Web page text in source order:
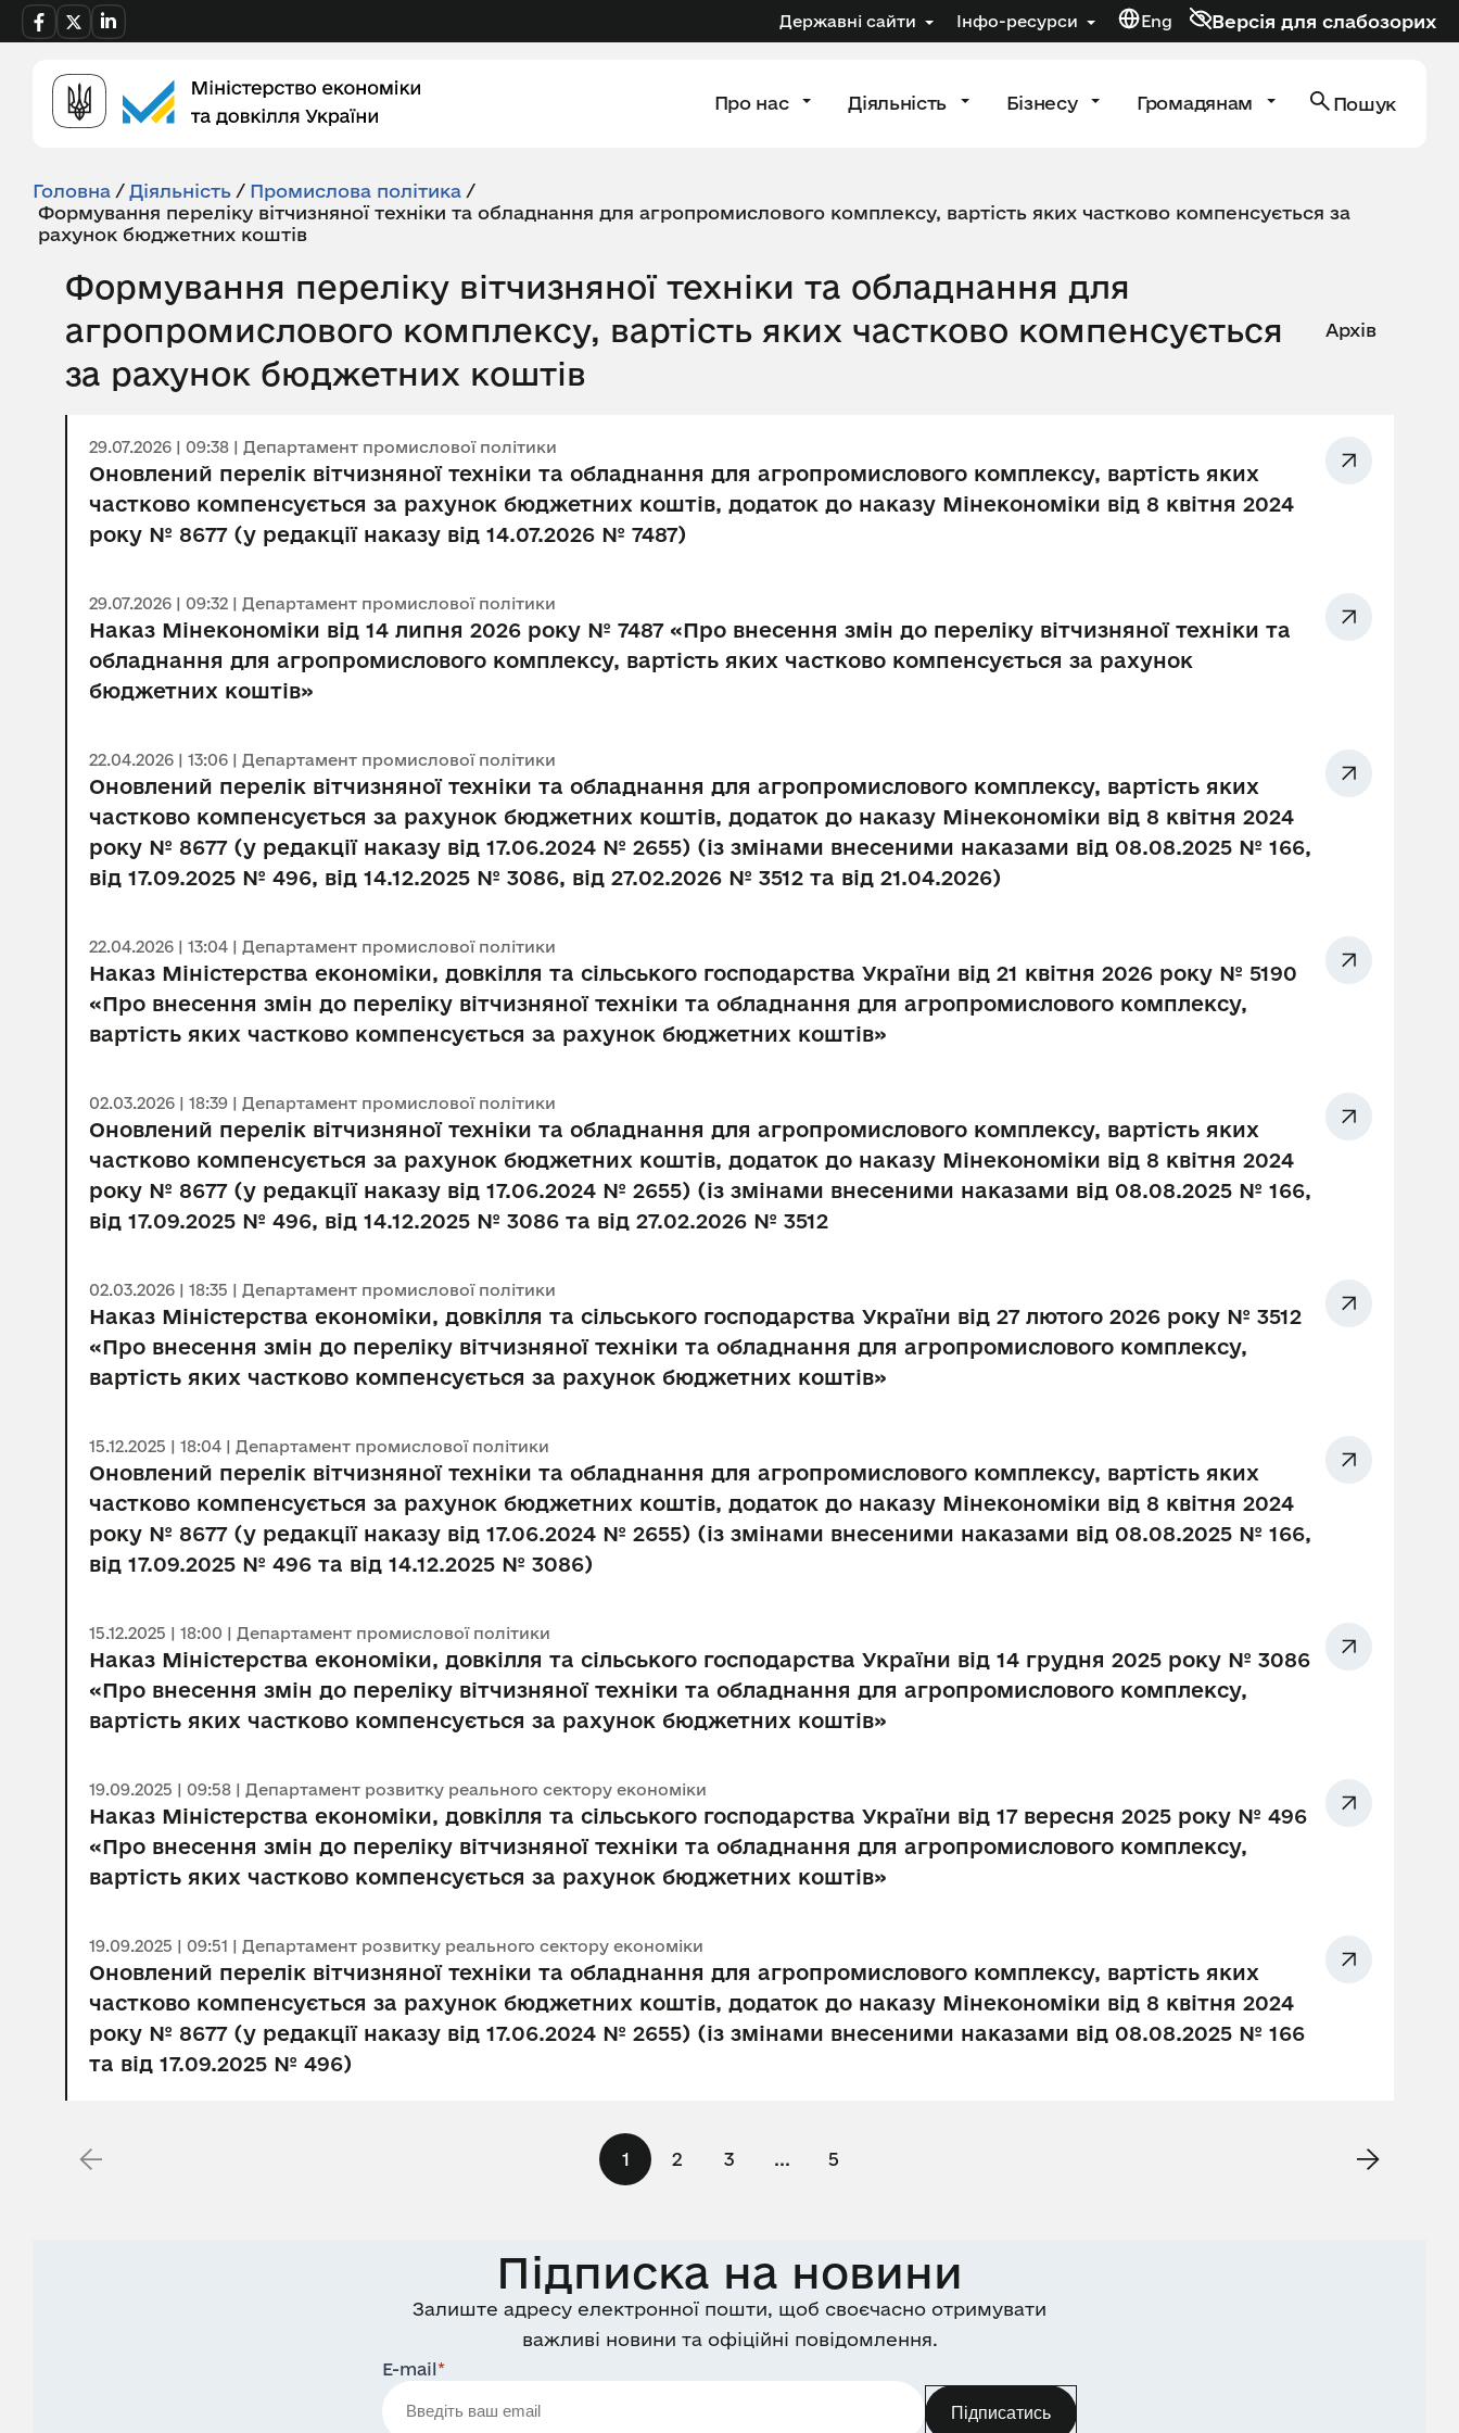
Державні сайти Інфо-ресурси Eng Версія для слабозорих
Про нас Діяльність Бізнесу Громадянам Пошук
Головна / Діяльність / Промислова політика /
Формування переліку вітчизняної техніки та обладнання для агропромислового комплексу, вартість яких частково компенсується за
рахунок бюджетних коштів
Формування переліку вітчизняної техніки та обладнання для
агропромислового комплексу, вартість яких частково компенсується
за рахунок бюджетних коштів
Архів
29.07.2026 | 09:38 | Департамент промислової політики
Оновлений перелік вітчизняної техніки та обладнання для агропромислового комплексу, вартість яких
частково компенсується за рахунок бюджетних коштів, додаток до наказу Мінекономіки від 8 квітня 2024
року № 8677 (у редакції наказу від 14.07.2026 № 7487)
29.07.2026 | 09:32 | Департамент промислової політики
Наказ Мінекономіки від 14 липня 2026 року № 7487 «Про внесення змін до переліку вітчизняної техніки та
обладнання для агропромислового комплексу, вартість яких частково компенсується за рахунок
бюджетних коштів»
22.04.2026 | 13:06 | Департамент промислової політики
Оновлений перелік вітчизняної техніки та обладнання для агропромислового комплексу, вартість яких
частково компенсується за рахунок бюджетних коштів, додаток до наказу Мінекономіки від 8 квітня 2024
року № 8677 (у редакції наказу від 17.06.2024 № 2655) (із змінами внесеними наказами від 08.08.2025 № 166,
від 17.09.2025 № 496, від 14.12.2025 № 3086, від 27.02.2026 № 3512 та від 21.04.2026)
22.04.2026 | 13:04 | Департамент промислової політики
Наказ Міністерства економіки, довкілля та сільського господарства України від 21 квітня 2026 року № 5190
«Про внесення змін до переліку вітчизняної техніки та обладнання для агропромислового комплексу,
вартість яких частково компенсується за рахунок бюджетних коштів»
02.03.2026 | 18:39 | Департамент промислової політики
Оновлений перелік вітчизняної техніки та обладнання для агропромислового комплексу, вартість яких
частково компенсується за рахунок бюджетних коштів, додаток до наказу Мінекономіки від 8 квітня 2024
року № 8677 (у редакції наказу від 17.06.2024 № 2655) (із змінами внесеними наказами від 08.08.2025 № 166,
від 17.09.2025 № 496, від 14.12.2025 № 3086 та від 27.02.2026 № 3512
02.03.2026 | 18:35 | Департамент промислової політики
Наказ Міністерства економіки, довкілля та сільського господарства України від 27 лютого 2026 року № 3512
«Про внесення змін до переліку вітчизняної техніки та обладнання для агропромислового комплексу,
вартість яких частково компенсується за рахунок бюджетних коштів»
15.12.2025 | 18:04 | Департамент промислової політики
Оновлений перелік вітчизняної техніки та обладнання для агропромислового комплексу, вартість яких
частково компенсується за рахунок бюджетних коштів, додаток до наказу Мінекономіки від 8 квітня 2024
року № 8677 (у редакції наказу від 17.06.2024 № 2655) (із змінами внесеними наказами від 08.08.2025 № 166,
від 17.09.2025 № 496 та від 14.12.2025 № 3086)
15.12.2025 | 18:00 | Департамент промислової політики
Наказ Міністерства економіки, довкілля та сільського господарства України від 14 грудня 2025 року № 3086
«Про внесення змін до переліку вітчизняної техніки та обладнання для агропромислового комплексу,
вартість яких частково компенсується за рахунок бюджетних коштів»
19.09.2025 | 09:58 | Департамент розвитку реального сектору економіки
Наказ Міністерства економіки, довкілля та сільського господарства України від 17 вересня 2025 року № 496
«Про внесення змін до переліку вітчизняної техніки та обладнання для агропромислового комплексу,
вартість яких частково компенсується за рахунок бюджетних коштів»
19.09.2025 | 09:51 | Департамент розвитку реального сектору економіки
Оновлений перелік вітчизняної техніки та обладнання для агропромислового комплексу, вартість яких
частково компенсується за рахунок бюджетних коштів, додаток до наказу Мінекономіки від 8 квітня 2024
року № 8677 (у редакції наказу від 17.06.2024 № 2655) (із змінами внесеними наказами від 08.08.2025 № 166
та від 17.09.2025 № 496)
1 2 3 ... 5
Підписка на новини
Залиште адресу електронної пошти, щоб своєчасно отримувати
важливі новини та офіційні повідомлення.
E-mail*
Підписатись